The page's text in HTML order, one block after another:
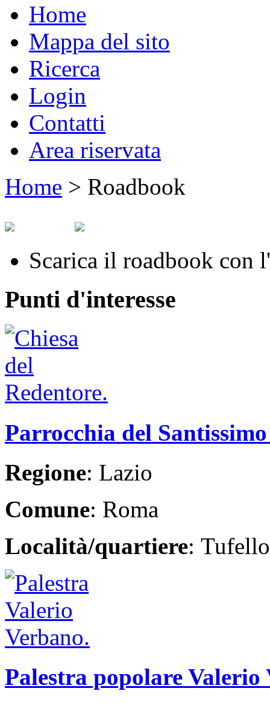
Home
Mappa del sito
Ricerca
Login
Contatti
Area riservata
Home > Roadbook
Scarica il roadbook con
Punti d'interesse
Parrocchia del
Regione: Lazio
Comune: Roma
Località/quartiere: Tufello
Palestra popolare Valerio